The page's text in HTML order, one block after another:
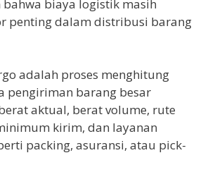
biaya logistik masih
penting dalam distribusi barang
adalah proses menghitung
pengiriman barang besar
aktual, berat volume, rute
kirim, dan layanan
packing, asuransi, atau pick-